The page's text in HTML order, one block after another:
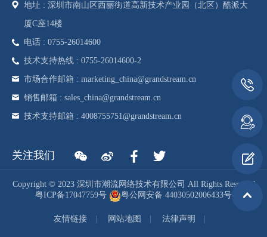
地址 : 深圳市南山区西丽街道高新技术产业园（北区）酷派大
厦C座14楼
电话 : 0755-26014600
技术支持热线 : 0755-26014600-2
市场合作邮箱 : marketing_china@grandstream.cn
销售邮箱 : sales_china@grandstream.cn
技术支持邮箱 : 4008755751@grandstream.cn
关注我们
Copyright © 2023 深圳市潮流网络技术有限公司 All Rights Reserved
粤ICP备17047759号
粤公网安备 44030502006433号
友情链接 网站地图 法律声明